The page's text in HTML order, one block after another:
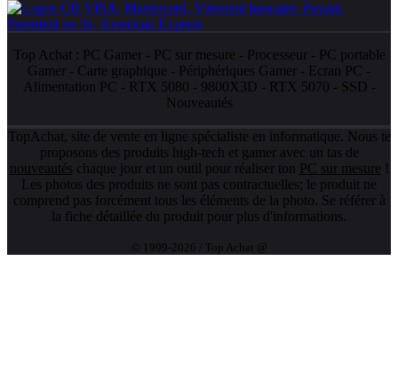
Top Achat : PC Gamer- PC sur mesure - Processeur- PC portable
Gamer - Carte graphique - Périphériques Gamer - Ecran PC -
Alimentation PC - RTX 5080 - 9800X3D - RTX 5070 - SSD -
Nouveautés
TopAchat, site de vente en ligne spécialiste en informatique. Nous te
proposons des produits high-tech et gamer avec un tas de
nouveautés chaque jour et un outil pour réaliser ton PC sur mesure !
Les photos des produits ne sont pas contractuelles; le produit ne
comprend pas forcément tous les éléments de la photo. Se référer à
la fiche détaillée du produit pour plus d'informations.
© 1999-2026 / Top Achat @